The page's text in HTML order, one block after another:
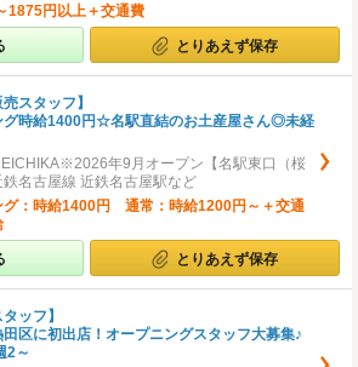
1875円以上＋交通費
とりあえず保存
売スタッフ】
グ時給1400円☆名駅直結のお土産屋さん◎未経
年9月オープン【名駅東口（桜
名古屋線 近鉄名古屋駅など
グ：時給1400円 通常：時給1200円～＋交通
とりあえず保存
ッフ】
区に初出店！オープニングスタッフ大募集♪
2～